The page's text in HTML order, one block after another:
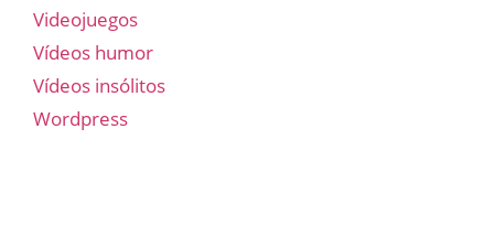
Videojuegos
Vídeos humor
Vídeos insólitos
Wordpress